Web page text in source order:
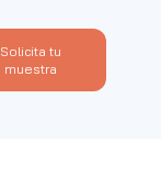
Solicita tu
muestra